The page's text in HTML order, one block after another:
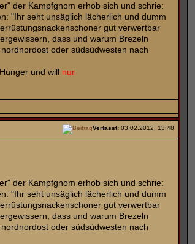
der Kampfgnom erhob sich und schrie:
"Ihr seht unsäglich lächerlich und dumm
gut verwertbar
dass und warum Brezeln
oder südsüdwesten nach
und will nur
Verfasst: 03.02.2012, 13:48
der Kampfgnom erhob sich und schrie:
"Ihr seht unsäglich lächerlich und dumm
gut verwertbar
dass und warum Brezeln
oder südsüdwesten nach